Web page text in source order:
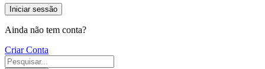
Iniciar sessão
Ainda não tem conta?
Criar Conta